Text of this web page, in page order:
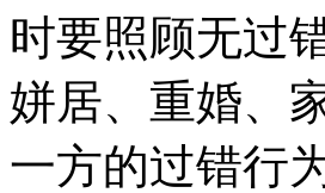
时要照顾无过
姘居、重婚、
一方的过错行